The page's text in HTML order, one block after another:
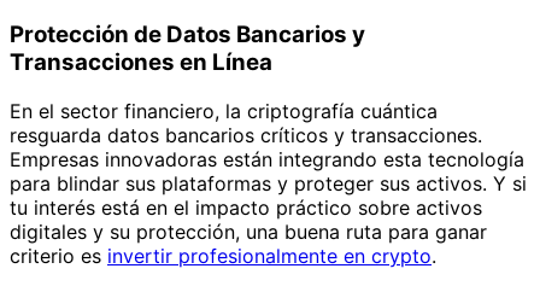
Protección de Datos Bancarios y
Transacciones en Línea
En el sector financiero, la criptografía cuántica
resguarda datos bancarios críticos y transacciones.
Empresas innovadoras están integrando esta tecnología
para blindar sus plataformas y proteger sus activos. Y si
tu interés está en el impacto práctico sobre activos
digitales y su protección, una buena ruta para ganar
criterio es invertir profesionalmente en crypto.